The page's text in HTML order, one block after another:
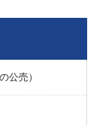
公売）